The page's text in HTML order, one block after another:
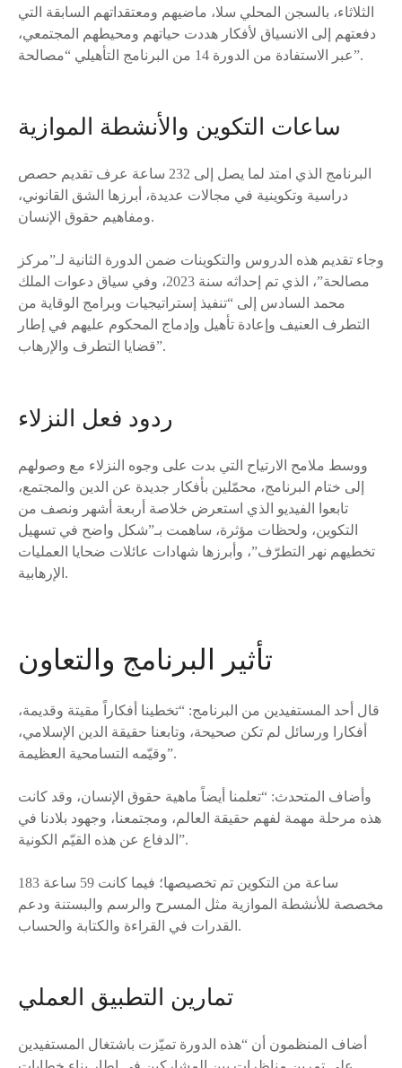
الثلاثاء، بالسجن المحلي سلا، ماضيهم ومعتقداتهم السابقة التي
دفعتهم إلى الانسياق لأفكار هددت حياتهم ومحيطهم المجتمعي،
عبر الاستفادة من الدورة 14 من البرنامج التأهيلي “مصالحة”.
ساعات التكوين والأنشطة الموازية
البرنامج الذي امتد لما يصل إلى 232 ساعة عرف تقديم حصص
دراسية وتكوينية في مجالات عديدة، أبرزها الشق القانوني،
ومفاهيم حقوق الإنسان.
وجاء تقديم هذه الدروس والتكوينات ضمن الدورة الثانية لـ”مركز
مصالحة”، الذي تم إحداثه سنة 2023، وفي سياق دعوات الملك
محمد السادس إلى “تنفيذ إستراتيجيات وبرامج الوقاية من
التطرف العنيف وإعادة تأهيل وإدماج المحكوم عليهم في إطار
قضايا التطرف والإرهاب”.
ردود فعل النزلاء
ووسط ملامح الارتياح التي بدت على وجوه النزلاء مع وصولهم
إلى ختام البرنامج، محمّلين بأفكار جديدة عن الدين والمجتمع،
تابعوا الفيديو الذي استعرض خلاصة أربعة أشهر ونصف من
التكوين، ولحظات مؤثرة، ساهمت بـ”شكل واضح في تسهيل
تخطيهم نهر التطرّف”، وأبرزها شهادات عائلات ضحايا العمليات
الإرهابية.
تأثير البرنامج والتعاون
قال أحد المستفيدين من البرنامج: “تخطينا أفكاراً مقيتة وقديمة،
أفكارا ورسائل لم تكن صحيحة، وتابعنا حقيقة الدين الإسلامي،
وقيّمه التسامحية العظيمة”.
وأضاف المتحدث: “تعلمنا أيضاً ماهية حقوق الإنسان، وقد كانت
هذه مرحلة مهمة لفهم حقيقة العالم، ومجتمعنا، وجهود بلادنا في
الدفاع عن هذه القيّم الكونية”.
183 ساعة من التكوين تم تخصيصها؛ فيما كانت 59 ساعة
مخصصة للأنشطة الموازية مثل المسرح والرسم والبستنة ودعم
القدرات في القراءة والكتابة والحساب.
تمارين التطبيق العملي
أضاف المنظمون أن “هذه الدورة تميّزت باشتغال المستفيدين